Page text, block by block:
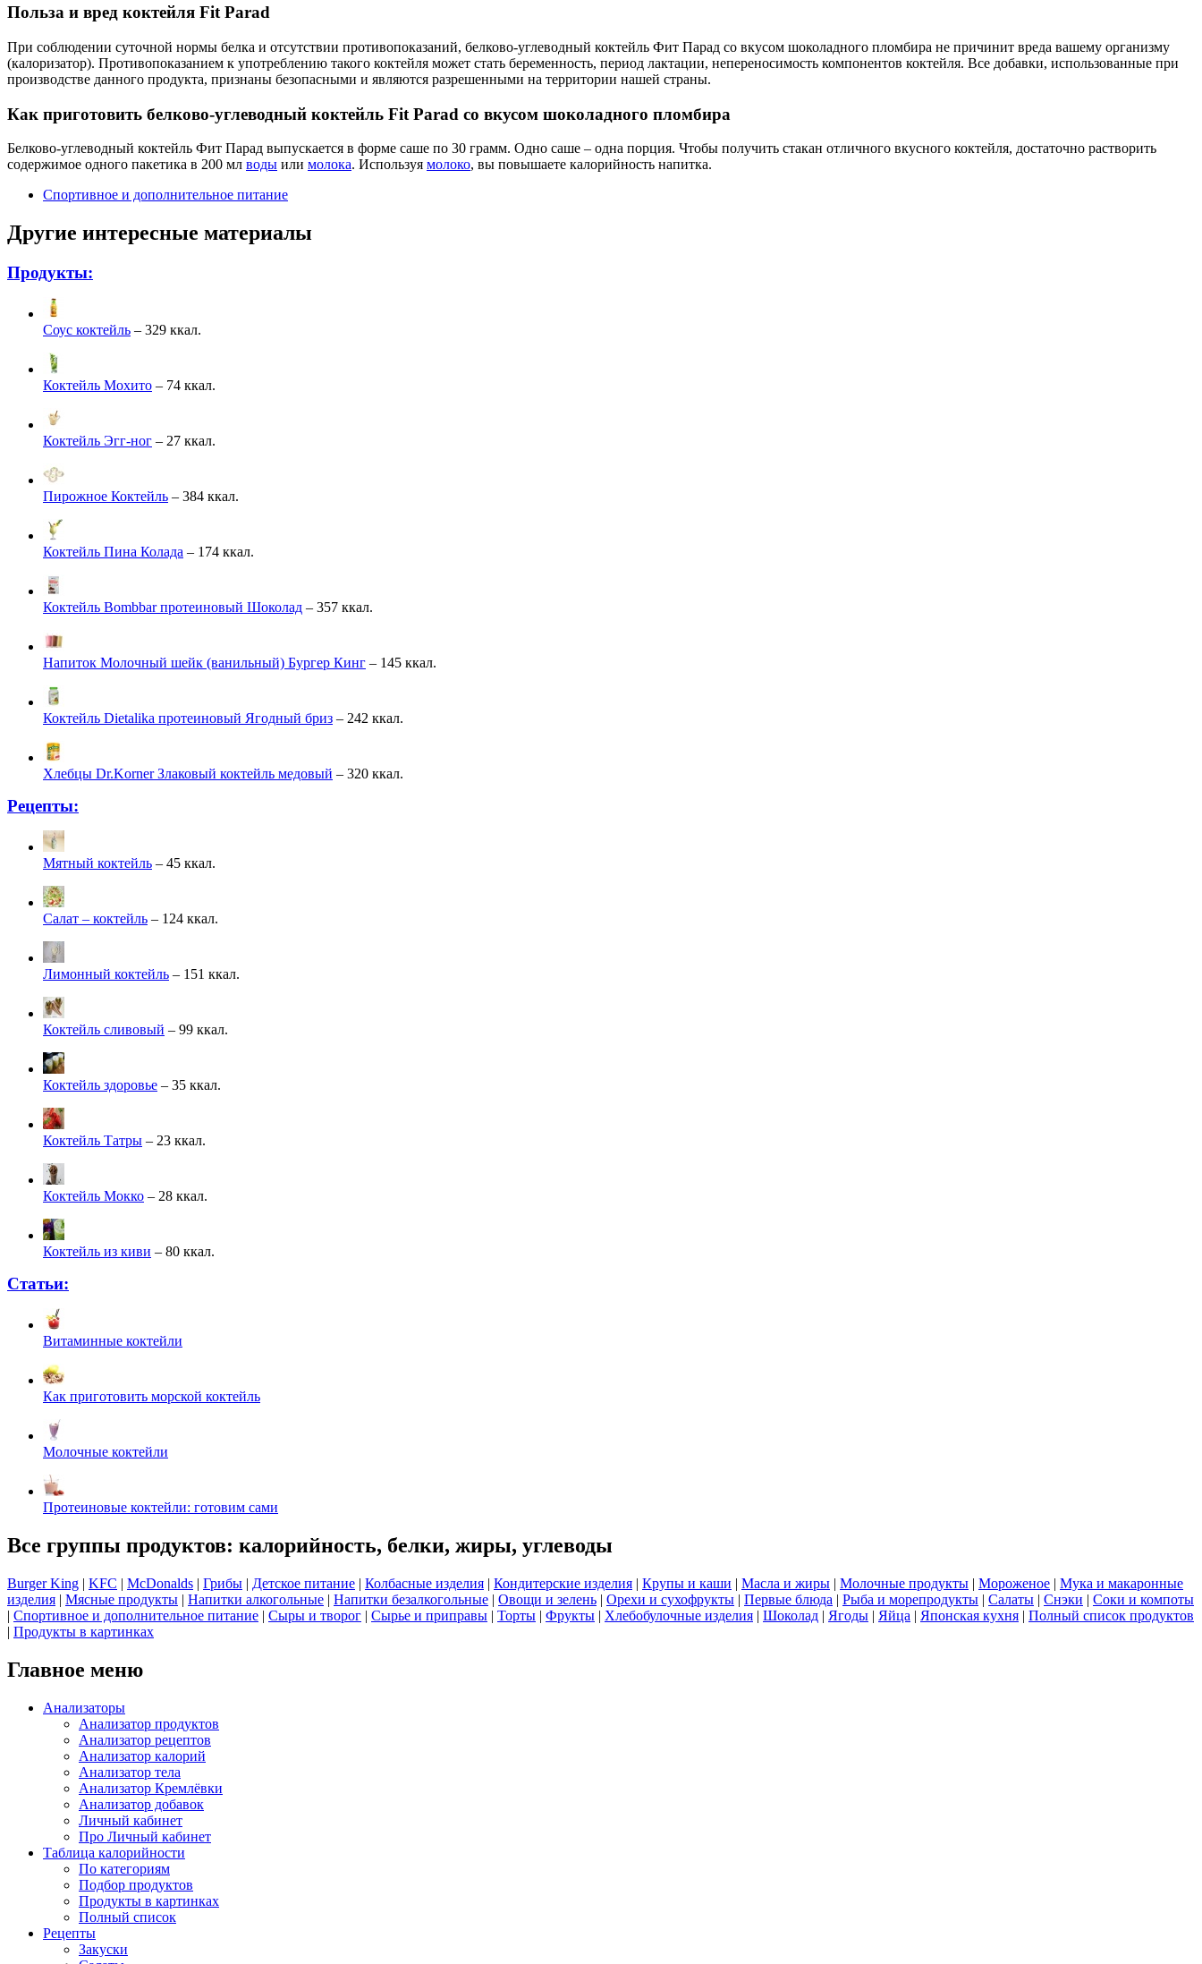
Польза и вред коктейля Fit Parad
При соблюдении суточной нормы белка и отсутствии противопоказаний, белково-углеводный коктейль Фит Парад со вкусом шоколадного пломбира не причинит вреда вашему организму
(калоризатор). Противопоказанием к употреблению такого коктейля может стать беременность, период лактации, непереносимость компонентов коктейля. Все добавки, использованные при
производстве данного продукта, признаны безопасными и являются разрешенными на территории нашей страны.
Как приготовить белково-углеводный коктейль Fit Parad со вкусом шоколадного пломбира
Белково-углеводный коктейль Фит Парад выпускается в форме саше по 30 грамм. Одно саше – одна порция. Чтобы получить стакан отличного вкусного коктейля, достаточно растворить
содержимое одного пакетика в 200 мл воды или молока. Используя молоко, вы повышаете калорийность напитка.
Спортивное и дополнительное питание
Другие интересные материалы
Продукты:
Соус коктейль – 329 ккал.
Коктейль Мохито – 74 ккал.
Коктейль Эгг-ног – 27 ккал.
Пирожное Коктейль – 384 ккал.
Коктейль Пина Колада – 174 ккал.
Коктейль Bombbar протеиновый Шоколад – 357 ккал.
Напиток Молочный шейк (ванильный) Бургер Кинг – 145 ккал.
Коктейль Dietalika протеиновый Ягодный бриз – 242 ккал.
Хлебцы Dr.Korner Злаковый коктейль медовый – 320 ккал.
Рецепты:
Мятный коктейль – 45 ккал.
Салат – коктейль – 124 ккал.
Лимонный коктейль – 151 ккал.
Коктейль сливовый – 99 ккал.
Коктейль здоровье – 35 ккал.
Коктейль Татры – 23 ккал.
Коктейль Мокко – 28 ккал.
Коктейль из киви – 80 ккал.
Статьи:
Витаминные коктейли
Как приготовить морской коктейль
Молочные коктейли
Протеиновые коктейли: готовим сами
Все группы продуктов: калорийность, белки, жиры, углеводы
Burger King | KFC | McDonalds | Грибы | Детское питание | Колбасные изделия | Кондитерские изделия | Крупы и каши | Масла и жиры | Молочные продукты | Мороженое | Мука и макаронные
изделия | Мясные продукты | Напитки алкогольные | Напитки безалкогольные | Овощи и зелень | Орехи и сухофрукты | Первые блюда | Рыба и морепродукты | Салаты | Снэки | Соки и компоты
| Спортивное и дополнительное питание | Сыры и творог | Сырье и приправы | Торты | Фрукты | Хлебобулочные изделия | Шоколад | Ягоды | Яйца | Японская кухня | Полный список продуктов
| Продукты в картинках
Главное меню
Анализаторы
Анализатор продуктов
Анализатор рецептов
Анализатор калорий
Анализатор тела
Анализатор Кремлёвки
Анализатор добавок
Личный кабинет
Про Личный кабинет
Таблица калорийности
По категориям
Подбор продуктов
Продукты в картинках
Полный список
Рецепты
Закуски